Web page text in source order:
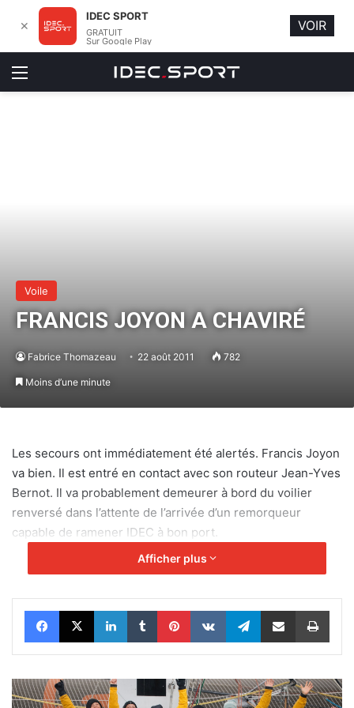
Menu
Voile
FRANCIS JOYON A CHAVIRÉ
Fabrice Thomazeau 22 août 2011 782
Moins d’une minute
Les secours ont immédiatement été alertés. Francis Joyon
va bien. Il est entré en contact avec son routeur Jean-Yves
Bernot. Il va probablement demeurer à bord du voilier
renversé dans l’attente de l’arrivée d’un remorqueur
capable de ramener IDEC à bon port.
Afficher plus
Facebook
X LinkedinTumblrPinterestVKontakteTelegramPartager par email
✕
IDEC SPORT
GRATUIT
Sur Google Play
VOIR